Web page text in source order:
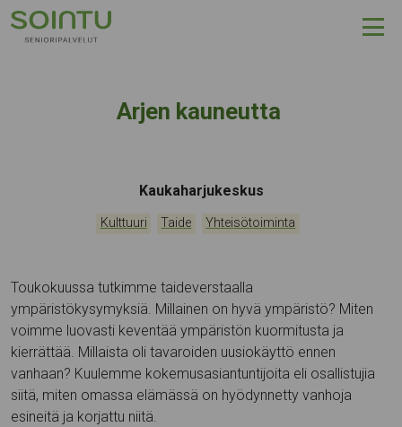
Hyppää sisältöön
Arjen kauneutta
Tapahtumapaikka:
Kaukaharjukeskus
Kategoriat:
Kulttuuri Taide Yhteisötoiminta
Toukokuussa tutkimme taideverstaalla
ympäristökysymyksiä. Millainen on hyvä ympäristö? Miten
voimme luovasti keventää ympäristön kuormitusta ja
kierrättää. Millaista oli tavaroiden uusiokäyttö ennen
vanhaan? Kuulemme kokemusasiantuntijoita eli osallistujia
siitä, miten omassa elämässä on hyödynnetty vanhoja
esineitä ja korjattu niitä.